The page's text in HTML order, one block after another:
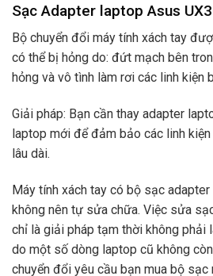
Sạc Adapter laptop Asus
Bộ chuyển đổi máy tính xách tay
có thể bị hỏng do: đứt mạch bên
hỏng và vô tình làm rơi các linh kiện
Giải pháp: Bạn cần thay adapter
laptop mới để đảm bảo các linh
lâu dài.
Máy tính xách tay có bộ sạc
không nên tự sửa chữa. Việc sửa
chỉ là giải pháp tạm thời không phải
do một số dòng laptop cũ không
chuyển đổi yêu cầu bạn mua bộ sạc